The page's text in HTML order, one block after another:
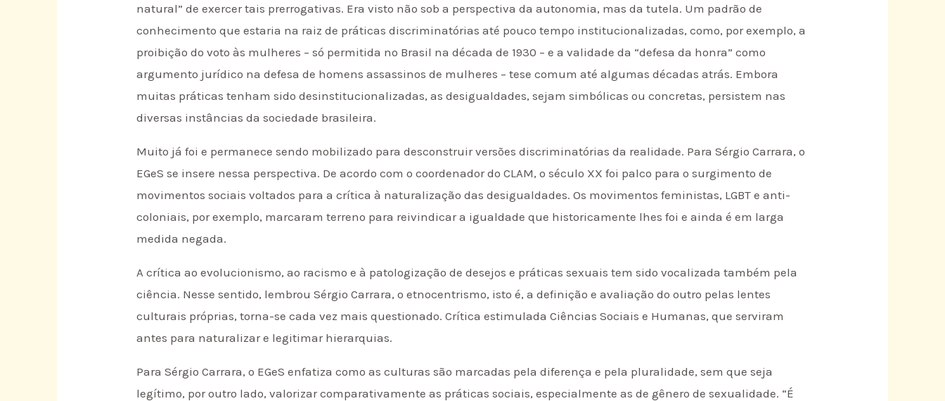
natural” de exercer tais prerrogativas. Era visto não sob a perspectiva da autonomia, mas da tutela. Um padrão de
conhecimento que estaria na raiz de práticas discriminatórias até pouco tempo institucionalizadas, como, por exemplo, a
proibição do voto às mulheres – só permitida no Brasil na década de 1930 – e a validade da “defesa da honra” como
argumento jurídico na defesa de homens assassinos de mulheres – tese comum até algumas décadas atrás. Embora
muitas práticas tenham sido desinstitucionalizadas, as desigualdades, sejam simbólicas ou concretas, persistem nas
diversas instâncias da sociedade brasileira.
Muito já foi e permanece sendo mobilizado para desconstruir versões discriminatórias da realidade. Para Sérgio Carrara, o
EGeS se insere nessa perspectiva. De acordo com o coordenador do CLAM, o século XX foi palco para o surgimento de
movimentos sociais voltados para a crítica à naturalização das desigualdades. Os movimentos feministas, LGBT e anti-
coloniais, por exemplo, marcaram terreno para reivindicar a igualdade que historicamente lhes foi e ainda é em larga
medida negada.
A crítica ao evolucionismo, ao racismo e à patologização de desejos e práticas sexuais tem sido vocalizada também pela
ciência. Nesse sentido, lembrou Sérgio Carrara, o etnocentrismo, isto é, a definição e avaliação do outro pelas lentes
culturais próprias, torna-se cada vez mais questionado. Crítica estimulada Ciências Sociais e Humanas, que serviram
antes para naturalizar e legitimar hierarquias.
Para Sérgio Carrara, o EGeS enfatiza como as culturas são marcadas pela diferença e pela pluralidade, sem que seja
legítimo, por outro lado, valorizar comparativamente as práticas sociais, especialmente as de gênero de sexualidade. “É